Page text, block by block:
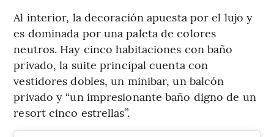
Al interior, la decoración apuesta por el lujo y
es dominada por una paleta de colores
neutros. Hay cinco habitaciones con baño
privado, la suite principal cuenta con
vestidores dobles, un minibar, un balcón
privado y “un impresionante baño digno de un
resort cinco estrellas”.